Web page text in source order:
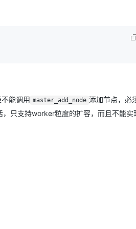
能调用 master_add_node 添加节点，必
只支持worker粒度的扩容，而且不能实